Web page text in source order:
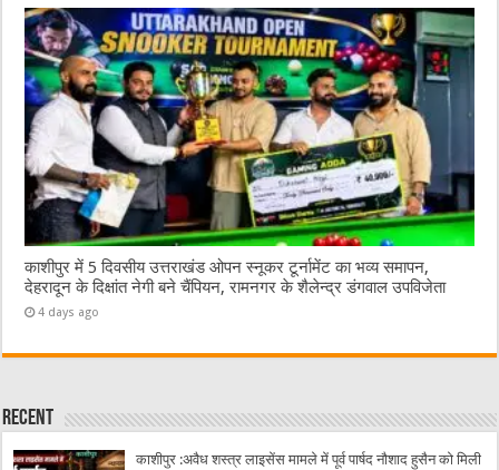
काशीपुर में 5 दिवसीय उत्तराखंड ओपन स्नूकर टूर्नामेंट का भव्य समापन,
देहरादून के दिक्षांत नेगी बने चैंपियन, रामनगर के शैलेन्द्र डंगवाल उपविजेता
4 days ago
Recent
काशीपुर :अवैध शस्त्र लाइसेंस मामले में पूर्व पार्षद नौशाद हुसैन को मिली